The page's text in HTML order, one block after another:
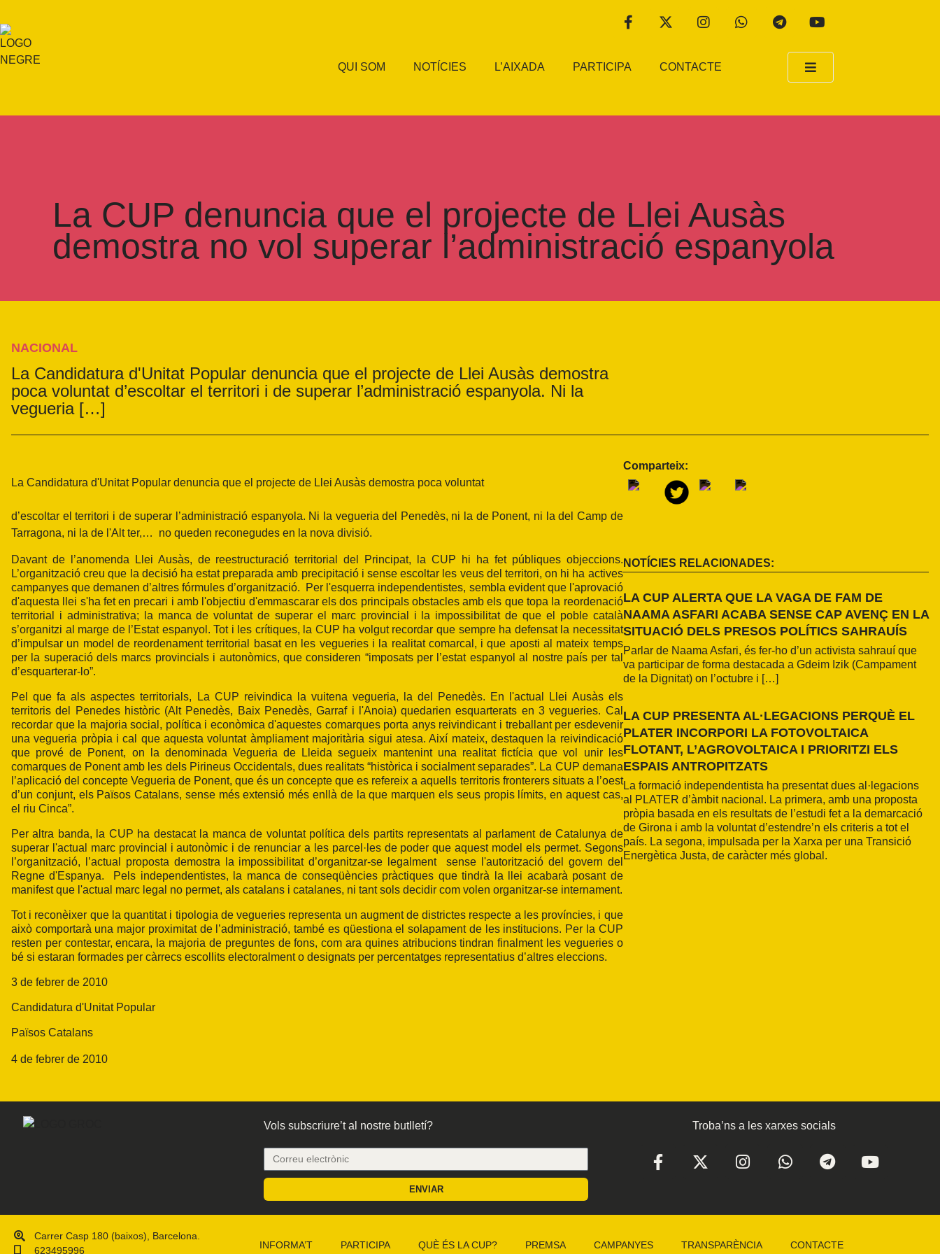
QUI SOM NOTÍCIES L’AIXADA PARTICIPA CONTACTE
La CUP denuncia que el projecte de Llei Ausàs
demostra no vol superar l’administració espanyola
NACIONAL
La Candidatura d'Unitat Popular denuncia que el projecte de Llei Ausàs demostra
poca voluntat d’escoltar el territori i de superar l’administració espanyola. Ni la
vegueria […]
La Candidatura d'Unitat Popular denuncia que el projecte de Llei Ausàs demostra poca voluntat
d’escoltar el territori i de superar l’administració espanyola. Ni la vegueria del Penedès, ni la de Ponent, ni la del Camp de
Tarragona, ni la de l'Alt ter,… no queden reconegudes en la nova divisió.
Davant de l’anomenda Llei Ausàs, de reestructuració territorial del Principat, la CUP hi ha fet públiques objeccions.
L’organització creu que la decisió ha estat preparada amb precipitació i sense escoltar les veus del territori, on hi ha actives
campanyes que demanen d’altres fórmules d’organització. Per l'esquerra independentistes, sembla evident que l'aprovació
d'aquesta llei s'ha fet en precari i amb l'objectiu d'emmascarar els dos principals obstacles amb els que topa la reordenació
territorial i administrativa; la manca de voluntat de superar el marc provincial i la impossibilitat de que el poble català
s’organitzi al marge de l’Estat espanyol. Tot i les crítiques, la CUP ha volgut recordar que sempre ha defensat la necessitat
d’impulsar un model de reordenament territorial basat en les vegueries i la realitat comarcal, i que aposti al mateix temps
per la superació dels marcs provincials i autonòmics, que consideren “imposats per l’estat espanyol al nostre país per tal
d’esquarterar-lo”.
Pel que fa als aspectes territorials, La CUP reivindica la vuitena vegueria, la del Penedès. En l'actual Llei Ausàs els
territoris del Penedes històric (Alt Penedès, Baix Penedès, Garraf i l'Anoia) quedarien esquarterats en 3 vegueries. Cal
recordar que la majoria social, política i econòmica d'aquestes comarques porta anys reivindicant i treballant per esdevenir
una vegueria pròpia i cal que aquesta voluntat àmpliament majoritària sigui atesa. Així mateix, destaquen la reivindicació
que prové de Ponent, on la denominada Vegueria de Lleida segueix mantenint una realitat fictícia que vol unir les
comarques de Ponent amb les dels Pirineus Occidentals, dues realitats “històrica i socialment separades”. La CUP demana
l’aplicació del concepte Vegueria de Ponent, que és un concepte que es refereix a aquells territoris fronterers situats a l’oest
d’un conjunt, els Països Catalans, sense més extensió més enllà de la que marquen els seus propis límits, en aquest cas,
el riu Cinca”.
Per altra banda, la CUP ha destacat la manca de voluntat política dels partits representats al parlament de Catalunya de
superar l'actual marc provincial i autonòmic i de renunciar a les parcel·les de poder que aquest model els permet. Segons
l’organització, l’actual proposta demostra la impossibilitat d’organitzar-se legalment sense l'autorització del govern del
Regne d'Espanya. Pels independentistes, la manca de conseqüències pràctiques que tindrà la llei acabarà posant de
manifest que l'actual marc legal no permet, als catalans i catalanes, ni tant sols decidir com volen organitzar-se internament.
Tot i reconèixer que la quantitat i tipologia de vegueries representa un augment de districtes respecte a les províncies, i que
això comportarà una major proximitat de l’administració, també es qüestiona el solapament de les institucions. Per la CUP
resten per contestar, encara, la majoria de preguntes de fons, com ara quines atribucions tindran finalment les vegueries o
bé si estaran formades per càrrecs escollits electoralment o designats per percentatges representatius d’altres eleccions.
3 de febrer de 2010
Candidatura d'Unitat Popular
Països Catalans
4 de febrer de 2010
Comparteix:
NOTÍCIES RELACIONADES:
LA CUP ALERTA QUE LA VAGA DE FAM DE
NAAMA ASFARI ACABA SENSE CAP AVENÇ EN LA
SITUACIÓ DELS PRESOS POLÍTICS SAHRAUÍS
Parlar de Naama Asfari, és fer-ho d’un activista sahrauí que
va participar de forma destacada a Gdeim Izik (Campament
de la Dignitat) on l’octubre i […]
LA CUP PRESENTA AL·LEGACIONS PERQUÈ EL
PLATER INCORPORI LA FOTOVOLTAICA
FLOTANT, L’AGROVOLTAICA I PRIORITZI ELS
ESPAIS ANTROPITZATS
La formació independentista ha presentat dues al·legacions
al PLATER d’àmbit nacional. La primera, amb una proposta
pròpia basada en els resultats de l’estudi fet a la demarcació
de Girona i amb la voluntat d’estendre’n els criteris a tot el
país. La segona, impulsada per la Xarxa per una Transició
Energètica Justa, de caràcter més global.
Vols subscriure’t al nostre butlletí?
ENVIAR
Troba’ns a les xarxes socials
Carrer Casp 180 (baixos), Barcelona.
623495996
INFORMA’T PARTICIPA QUÈ ÉS LA CUP? PREMSA CAMPANYES TRANSPARÈNCIA CONTACTE